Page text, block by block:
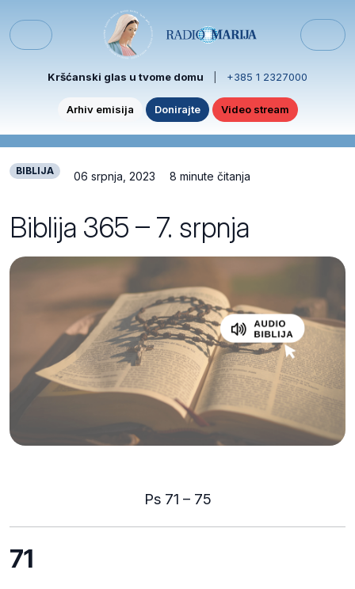
Menu
Kršćanski glas u tvome domu +385 1 2327000
Arhiv emisija Donirajte Video stream
BIBLIJA 06 srpnja, 2023 8 minute čitanja
Biblija 365 – 7. srpnja
Ps 71 – 75
71